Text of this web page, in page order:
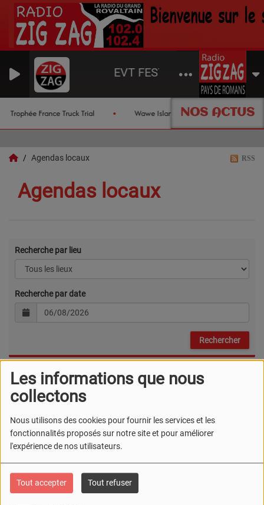
Les informations que nous
collectons
Nous utilisons des cookies pour fournir les services et les
fonctionnalités proposés sur notre site et pour améliorer
l'expérience de nos utilisateurs.
Tout accepter Tout refuser
EVT FESTIVAL HUMOUR
NOS ACTUS
Trophée France Truck Trial Wawe Island Les chroniques
Agendas locaux
Agendas locaux
RSS
Recherche par lieu
Recherche par date
ACTUELLEMENT
MUSÉE EUROPEEN
D'AVION DE CHASSE